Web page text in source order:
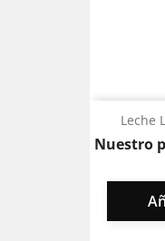
Leche
Nuestro